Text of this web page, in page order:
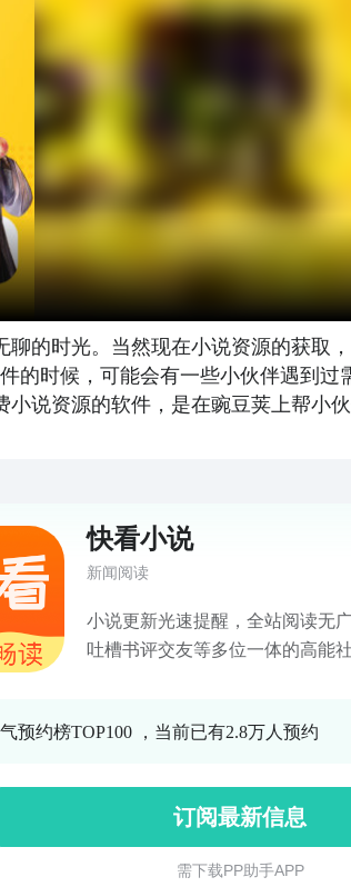
的时光。当然现在小说资源的获取
的时候，可能会有一些小伙伴遇到过
说资源的软件，是在豌豆荚上帮小
快看小说
新闻阅读
小说更新光速提醒，全站阅读无
吐槽书评交友等多位一体的高能
录] 百万本小说随便看，玄幻奇幻
小说应有尽有，你想看的我们都
书旗小说、塔读文学、快看小说
读、搜狗阅读、宜搜小说、书海
TXT全本小说、开卷有益等小说
预约榜TOP100 ，当前已有2.8万人预约
订阅最新信息
需 下 载 P P 助 手 A P P